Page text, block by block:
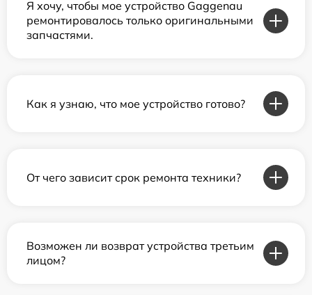
Я хочу, чтобы мое устройство Gaggenau
ремонтировалось только оригинальными
запчастями.
Как я узнаю, что мое устройство готово?
От чего зависит срок ремонта техники?
Возможен ли возврат устройства третьим
лицом?